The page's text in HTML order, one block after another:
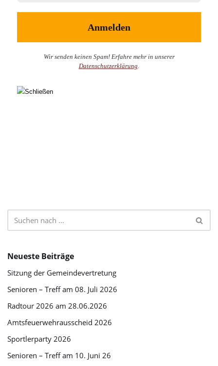
Wir senden keinen Spam! Erfahre mehr in unserer
Datenschutzerklärung.
Neueste Beiträge
Sitzung der Gemeindevertretung
Senioren – Treff am 08. Juli 2026
Radtour 2026 am 28.06.2026
Amtsfeuerwehrausscheid 2026
Sportlerparty 2026
Senioren – Treff am 10. Juni 26